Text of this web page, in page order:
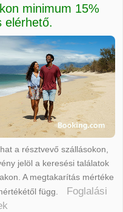
minimum 15%
elérhető.
a résztvevő szállásokon,
jelöl a keresési találatok
A megtakarítás mértéke
függ.
Foglalási